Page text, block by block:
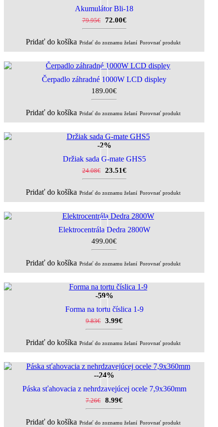
Akumulátor Bli-18
79.95€ 72.00€
Pridať do košíka Pridať do zoznamu želaní Porovnať produkt
Čerpadlo záhradné 1000W LCD displey
189.00€
Pridať do košíka Pridať do zoznamu želaní Porovnať produkt
-2%
Držiak sada G-mate GHS5
24.08€ 23.51€
Pridať do košíka Pridať do zoznamu želaní Porovnať produkt
Elektrocentrála Dedra 2800W
499.00€
Pridať do košíka Pridať do zoznamu želaní Porovnať produkt
-59%
Forma na tortu číslica 1-9
9.83€ 3.99€
Pridať do košíka Pridať do zoznamu želaní Porovnať produkt
--24%
Páska sťahovacia z nehrdzavejúcej ocele 7,9x360mm
7.26€ 8.99€
Pridať do košíka Pridať do zoznamu želaní Porovnať produkt